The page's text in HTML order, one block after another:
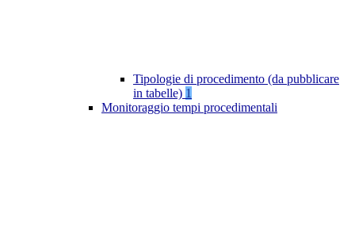
Tipologie di procedimento (da pubblicare
in tabelle) 1
Monitoraggio tempi procedimentali